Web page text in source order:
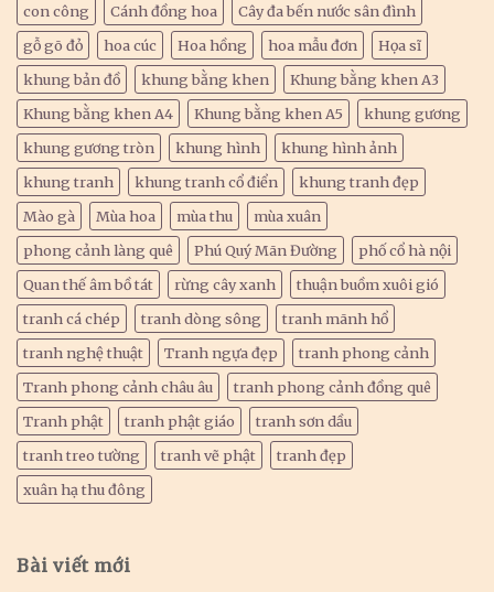
con công Cánh đồng hoa
Cây đa bến nước sân đình
gỗ gõ đỏ
hoa cúc Hoa hồng hoa mẫu đơn
Họa sĩ
khung bản đồ
khung bằng khen
Khung bằng khen A3
Khung bằng khen A4
Khung bằng khen A5
khung gương
khung gương tròn
khung hình
khung hình ảnh
khung tranh
khung tranh cổ điển
khung tranh đẹp
Mào gà
Mùa hoa mùa thu
mùa xuân
phong cảnh làng quê
Phú Quý Mãn Đường
phố cổ hà nội
Quan thế âm bồ tát
rừng cây xanh
thuận buồm xuôi gió
tranh cá chép
tranh dòng sông
tranh mãnh hổ
tranh nghệ thuật
Tranh ngựa đẹp
tranh phong cảnh
Tranh phong cảnh châu âu
tranh phong cảnh đồng quê
Tranh phật
tranh phật giáo
tranh sơn dầu
tranh treo tường
tranh vẽ phật
tranh đẹp
xuân hạ thu đông
Bài viết mới